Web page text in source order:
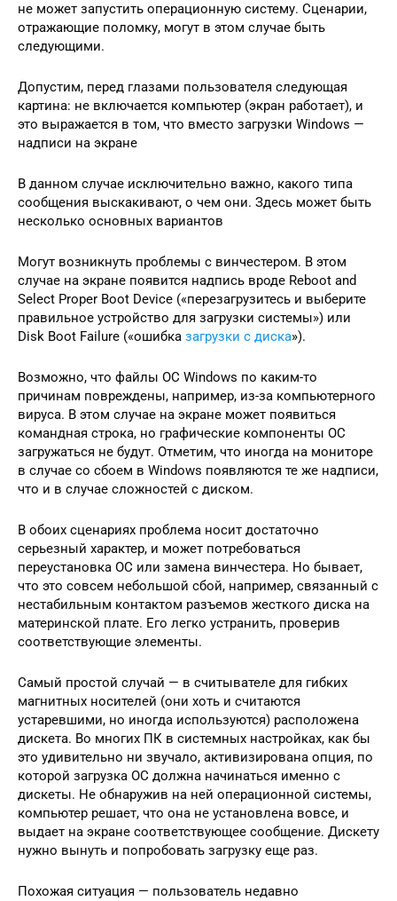
не может запустить операционную систему. Сценарии,
отражающие поломку, могут в этом случае быть
следующими.
Допустим, перед глазами пользователя следующая
картина: не включается компьютер (экран работает), и
это выражается в том, что вместо загрузки Windows —
надписи на экране
В данном случае исключительно важно, какого типа
сообщения выскакивают, о чем они. Здесь может быть
несколько основных вариантов
Могут возникнуть проблемы с винчестером. В этом
случае на экране появится надпись вроде Reboot and
Select Proper Boot Device («перезагрузитесь и выберите
правильное устройство для загрузки системы») или
Disk Boot Failure («ошибка загрузки с диска»).
Возможно, что файлы ОС Windows по каким-то
причинам повреждены, например, из-за компьютерного
вируса. В этом случае на экране может появиться
командная строка, но графические компоненты ОС
загружаться не будут. Отметим, что иногда на мониторе
в случае со сбоем в Windows появляются те же надписи,
что и в случае сложностей с диском.
В обоих сценариях проблема носит достаточно
серьезный характер, и может потребоваться
переустановка ОС или замена винчестера. Но бывает,
что это совсем небольшой сбой, например, связанный с
нестабильным контактом разъемов жесткого диска на
материнской плате. Его легко устранить, проверив
соответствующие элементы.
Самый простой случай — в считывателе для гибких
магнитных носителей (они хоть и считаются
устаревшими, но иногда используются) расположена
дискета. Во многих ПК в системных настройках, как бы
это удивительно ни звучало, активизирована опция, по
которой загрузка ОС должна начинаться именно с
дискеты. Не обнаружив на ней операционной системы,
компьютер решает, что она не установлена вовсе, и
выдает на экране соответствующее сообщение. Дискету
нужно вынуть и попробовать загрузку еще раз.
Похожая ситуация — пользователь недавно